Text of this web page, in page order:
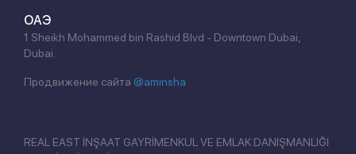
ОАЭ
1 Sheikh Mohammed bin Rashid Blvd - Downtown Dubai,
Dubai.
Продвижение сайта @aminsha
REAL EAST İNŞAAT GAYRİMENKUL VE EMLAK DANIŞMANLIĞI